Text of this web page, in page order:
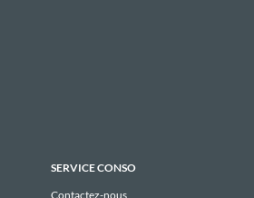
SERVICE CONSO
Contactez-nous